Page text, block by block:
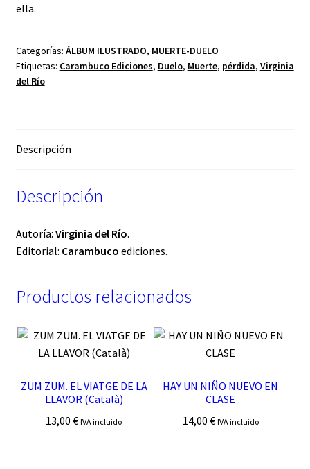
ella.
Categorías: ÁLBUM ILUSTRADO, MUERTE-DUELO
Etiquetas: Carambuco Ediciones, Duelo, Muerte, pérdida, Virginia
del Río
Descripción
Descripción
Autoría: Virginia del Río.
Editorial: Carambuco ediciones.
Productos relacionados
ZUM ZUM. EL VIATGE DE LA
LLAVOR (Català)
13,00€ IVA incluido
HAY UN NIÑO NUEVO EN
CLASE
14,00 € IVA incluido